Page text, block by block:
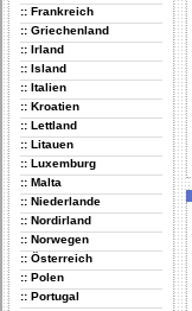
:: Frankreich
:: Griechenland
:: Irland
:: Island
:: Italien
:: Kroatien
:: Lettland
:: Litauen
:: Luxemburg
:: Malta
:: Niederlande
:: Nordirland
:: Norwegen
:: Österreich
:: Polen
:: Portugal